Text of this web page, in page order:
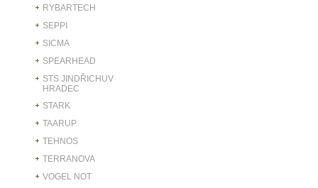
RYBARTECH
SEPPI
SICMA
SPEARHEAD
STS JINDŘICHUV
HRADEC
STARK
TAARUP
TEHNOS
TERRANOVA
VOGEL NOT